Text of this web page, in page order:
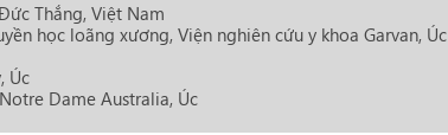
Thắng, Việt Nam
học loãng xương, Viện nghiên cứu y khoa Garvan, Úc
Úc
Dame Australia, Úc